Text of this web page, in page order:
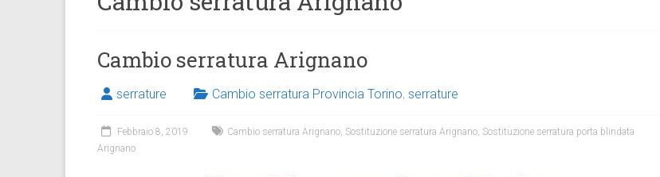
Cambio serratura Arignano
serrature Cambio serratura Provincia Torino, serrature
Febbraio 8, 2019 Cambio serratura Arignano, Sostituzione serratura Arignano, Sostituzione serratura porta blindata
Arignano